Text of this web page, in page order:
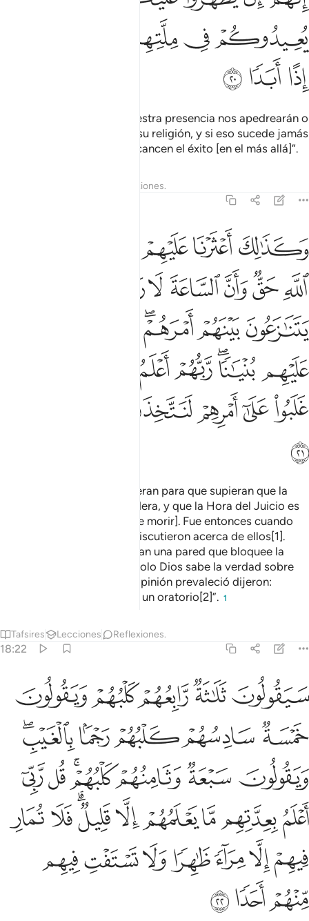
ﳆﳇﳈ
ﳋ ﳌ ﳍ
porque si se enteran de nuestra presencia nos apedrearán o
nos obligarán a regresar a su religión, y si eso sucede jamás
estaremos entre los que alcancen el éxito [en el más allá]”.
Reflexiones.
وكذالك اعثرنا عليهم ليعلموا ان وعد الله حق وان الساعة لا ريب فيها
وَكَذَٰلِكَ أَعْثَرْنَا عَلَيْهِمْ لِيَعْلَمُوٓا۟ أَنَّ وَعْدَ ٱللَّهِ حَقٌّۭ وَأَنَّ ٱلسَّاعَةَ لَا
ﱁﱂﱃ
ﱇﱈﱉﱊ ﱋﱌ
ﱏﱐﱑﱒ
ﱕﱖﱗﱘﱙ
ﱞﱟﱠﱡ
ﱤ
Pero hice que los descubrieran para que supieran que la
promesa de Dios es verdadera, y que la Hora del Juicio es
indubitable [y luego los hice morir]. Fue entonces cuando
los habitantes del pueblo discutieron acerca de ellos[1].
Algunos dijeron: “Construyan una pared que bloquee la
entrada de la cueva, pues solo Dios sabe la verdad sobre
ellos”. Pero aquellos cuya opinión prevaleció dijeron:
“Construyamos sobre ellos un oratorio[2]”. 1
Tafsires Lecciones Reflexiones.
18:22
سيقولون ثلاثة رابعهم كلبهم ويقولون خمسة سادسهم كلبهم رجما
سَيَقُولُونَ ثَلَـٰثَةٌۭ رَّابِعُهُمْ كَلْبُهُمْ وَيَقُولُونَ خَمْسَةٌۭ سَادِسُهُمْ كَلْبُهُمْ
ﱥﱦﱧﱨﱩ
ﱪﱫﱬﱭﱮﱯ
ﱰﱱﱲﱳﱴﱵﱶ
ﱷﱸﱹﱺﱻﱼﱽﱾﱿ
ﲀﲁﲂﲃﲄﲅﲆ
ﲇﲈﲉ